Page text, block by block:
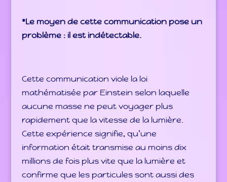
*Le moyen de cette communication pose un
problème : il est indétectable.
Cette communication viole la loi
mathématisée par Einstein selon laquelle
aucune masse ne peut voyager plus
rapidement que la vitesse de la lumière.
Cette expérience signifie, qu’une
information était transmise au moins dix
millions de fois plus vite que la lumière et
confirme que les particules sont aussi des